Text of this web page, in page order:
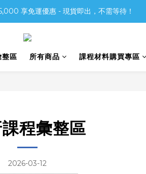
享免運優惠 - 現貨即出，不需等待！
整區 所有商品 課程材料購買專區
程彙整區
2026-03-12